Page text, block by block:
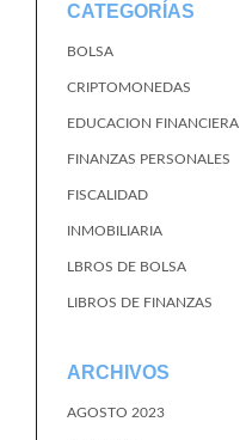
CATEGORÍAS
BOLSA
CRIPTOMONEDAS
EDUCACION FINANCIERA
FINANZAS PERSONALES
FISCALIDAD
INMOBILIARIA
LBROS DE BOLSA
LIBROS DE FINANZAS
ARCHIVOS
AGOSTO 2023